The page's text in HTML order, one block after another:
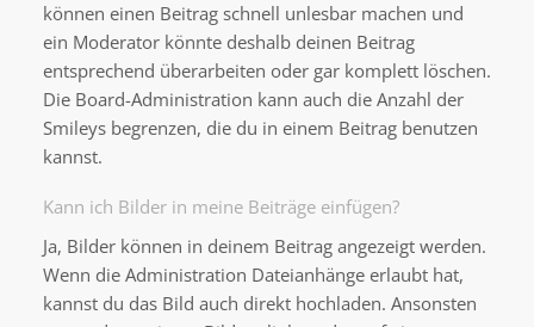
können einen Beitrag schnell unlesbar machen und
ein Moderator könnte deshalb deinen Beitrag
entsprechend überarbeiten oder gar komplett löschen.
Die Board-Administration kann auch die Anzahl der
Smileys begrenzen, die du in einem Beitrag benutzen
kannst.
Kann ich Bilder in meine Beiträge einfügen?
Ja, Bilder können in deinem Beitrag angezeigt werden.
Wenn die Administration Dateianhänge erlaubt hat,
kannst du das Bild auch direkt hochladen. Ansonsten